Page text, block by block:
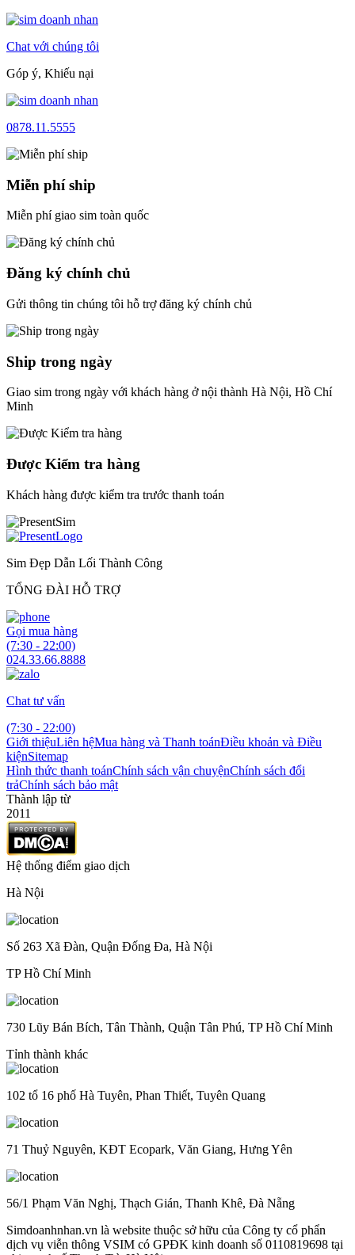
Chat với chúng tôi
Góp ý, Khiếu nại
0878.11.5555
Miễn phí ship
Miễn phí giao sim toàn quốc
Đăng ký chính chủ
Gửi thông tin chúng tôi hỗ trợ đăng ký chính chủ
Ship trong ngày
Giao sim trong ngày với khách hàng ở nội thành Hà Nội, Hồ Chí
Minh
Được Kiểm tra hàng
Khách hàng được kiểm tra trước thanh toán
Sim Đẹp Dẫn Lối Thành Công
TỔNG ĐÀI HỖ TRỢ
Gọi mua hàng
(7:30 - 22:00)
024.33.66.8888
Chat tư vấn
(7:30 - 22:00)
Giới thiệuLiên hệMua hàng và Thanh toánĐiều khoản và Điều
kiệnSitemap
Hình thức thanh toánChính sách vận chuyệnChính sách đổi
trảChính sách bảo mật
Thành lập từ
2011
Hệ thống điểm giao dịch
Hà Nội
Số 263 Xã Đàn, Quận Đống Đa, Hà Nội
TP Hồ Chí Minh
730 Lũy Bán Bích, Tân Thành, Quận Tân Phú, TP Hồ Chí Minh
Tỉnh thành khác
102 tổ 16 phố Hà Tuyên, Phan Thiết, Tuyên Quang
71 Thuỷ Nguyên, KĐT Ecopark, Văn Giang, Hưng Yên
56/1 Phạm Văn Nghị, Thạch Gián, Thanh Khê, Đà Nẵng
Simdoanhnhan.vn là website thuộc sở hữu của Công ty cổ phẩn
dịch vụ viễn thông VSIM có GPĐK kinh doanh số 0110819698 tại